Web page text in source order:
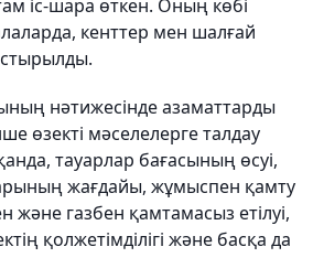
іс-шара өткен. Оның көбі
кенттер мен шалғай
нәтижесінде азаматтарды
өзекті мәселелерге талдау
тауарлар бағасының өсуі,
жағдайы, жұмыспен қамту
және газбен қамтамасыз етілуі,
қолжетімділігі және басқа да